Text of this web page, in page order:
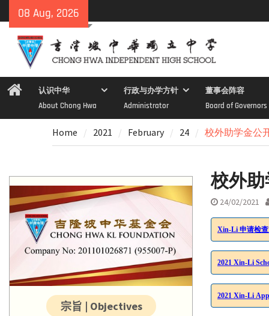
to
content
08 Aug, 2026
Home认识中华
About Chong Hwa
行政与办学方针
Administrator
董事会阵容
Board of Governors
Home 2021 February 24 校外助学金公
校外
24/02/2021
Xin-Li 申请检
2021 Xin-Li
2021 Xin-Li
宗旨 | Objectives